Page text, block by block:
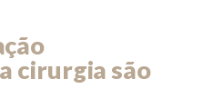
cirurgia são